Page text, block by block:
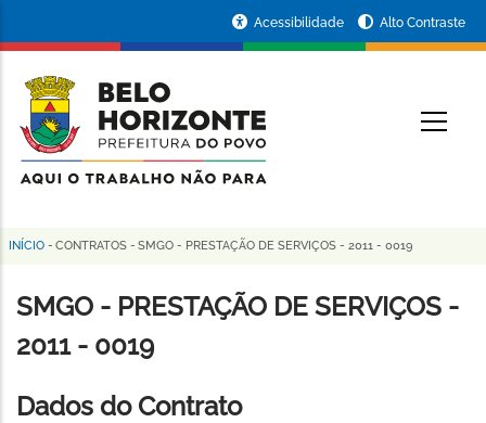
conteúdo
principal
da
Prefeitura
de
Horizonte
Acessibilidade Alto Contraste
Trilha
de
navegação
INÍCIO - CONTRATOS - SMGO - PRESTAÇÃO DE SERVIÇOS - 2011 - 0019
SMGO - PRESTAÇÃO DE SERVIÇOS -
2011 - 0019
Dados do Contrato